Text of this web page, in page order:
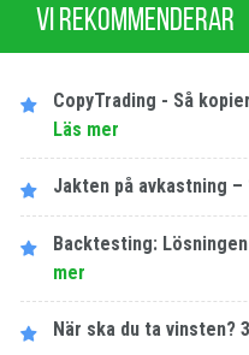
VI REKOMMENDERAR
CopyTrading - Så
Läs mer
Jakten på avkastning
Backtesting:
mer
När ska du ta